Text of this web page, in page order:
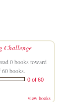
Challenge
0 books toward
60 books.
0 of 60
view books